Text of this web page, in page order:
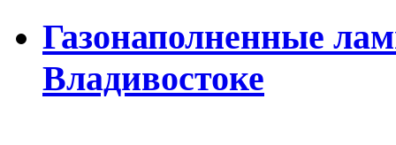
Газонаполненные
Владивостоке